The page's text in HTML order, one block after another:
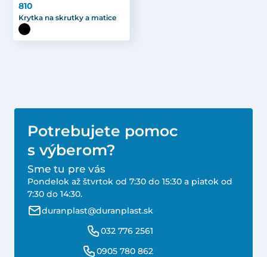
810
Krytka na skrutky a matice
Potrebujete pomoc
s výberom?
Sme tu pre vás
Pondelok až štvrtok od 7:30 do 15:30 a piatok od
7:30 do 14:30.
duranplast@duranplast.sk
032 776 2561
0905 780 862